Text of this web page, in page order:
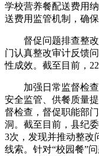
学校营养餐配送费用
送费用监管机制，确
督促问题排查整改
门认真整改审计反馈
性成效。截至目前，
加强日常监督检查
安全监管、供餐质量
督检查，督促职能部
洞。截至目前，县纪
3次，发现并推动整改
线索。针对“校园餐”